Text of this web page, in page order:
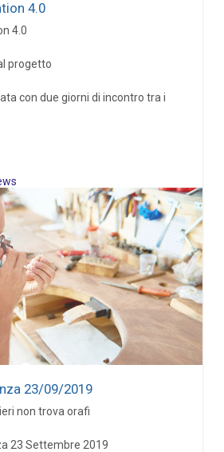
4.0
4.0
progetto
con due giorni di incontro tra i
23/09/2019
non trova orafi
23 Settembre 2019